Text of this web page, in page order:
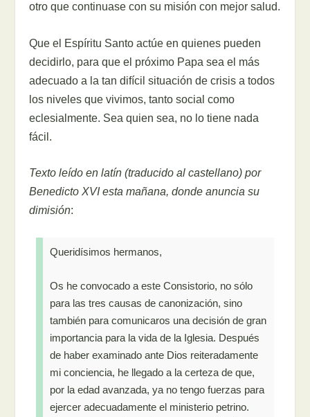
otro que continuase con su misión con mejor salud.
Que el Espíritu Santo actúe en quienes pueden
decidirlo, para que el próximo Papa sea el más
adecuado a la tan difícil situación de crisis a todos
los niveles que vivimos, tanto social como
eclesialmente. Sea quien sea, no lo tiene nada
fácil.
Texto leído en latín (traducido al castellano) por
Benedicto XVI esta mañana, donde anuncia su
dimisión:
Queridísimos hermanos,
Os he convocado a este Consistorio, no sólo
para las tres causas de canonización, sino
también para comunicaros una decisión de gran
importancia para la vida de la Iglesia. Después
de haber examinado ante Dios reiteradamente
mi conciencia, he llegado a la certeza de que,
por la edad avanzada, ya no tengo fuerzas para
ejercer adecuadamente el ministerio petrino.